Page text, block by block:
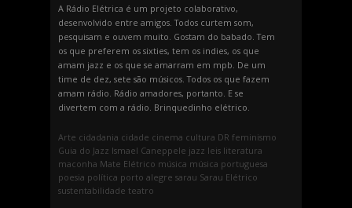
A Rádio Elétrica é um projeto colaborativo,
desenvolvido entre amigos. Todos curtem som,
pesquisam e ouvem muito. Gostam do babado. Tem
os que preferem os sixties, tem os indies, os que
amam jazz e os que se amarram em mpb. De um
time de dez, sete são músicos. Todos os que fazem
amam rádio. Rádio amadores, portanto. E se
divertem com a rádio. Brinquedinho elétrico.
Arte cidadania cidade cinema cultura DR feminismo
Guia do Jazz Ismael Caneppele jazz leis literatura
maconha Mate Elétrico música música portuguesa
poesia política porto alegre sarau Sarau Elétrico
sustentabilidade teatro